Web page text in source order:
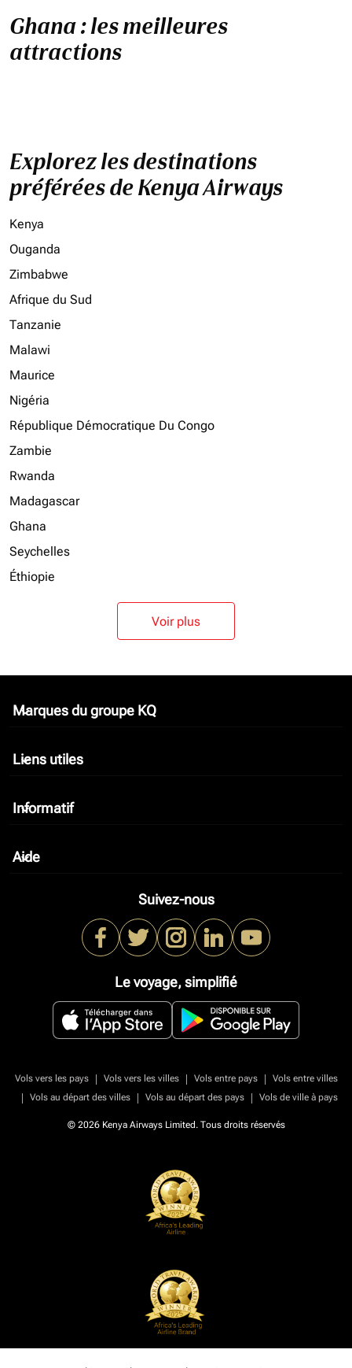
Ghana : les meilleures
attractions
Explorez les destinations
préférées de Kenya Airways
Kenya
Ouganda
Zimbabwe
Afrique du Sud
Tanzanie
Malawi
Maurice
Nigéria
République Démocratique Du Congo
Zambie
Rwanda
Madagascar
Ghana
Seychelles
Éthiopie
Voir plus
Marques du groupe KQ
keyboard_arrow_down
Liens utiles
keyboard_arrow_down
Informatif
keyboard_arrow_down
Aide
keyboard_arrow_down
Suivez-nous
Le voyage, simplifié
Vols vers les pays | Vols vers les villes | Vols entre pays |
Vols entre villes
|
Vols au départ des villes | Vols au départ des pays | Vols de ville à pays
© 2026 Kenya Airways Limited. Tous droits réservés